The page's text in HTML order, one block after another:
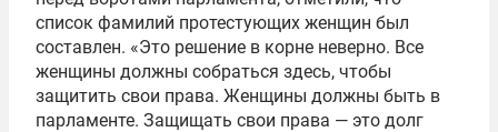
список фамилий протестующих женщин был
составлен. «Это решение в корне неверно. Все
женщины должны собраться здесь, чтобы
защитить свои права. Женщины должны быть в
парламенте. Защищать свои права — это долг